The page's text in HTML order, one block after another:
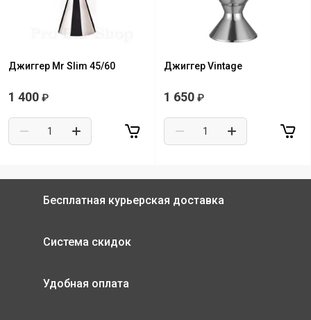
Джиггер Mr Slim 45/60
1 400 ₽
Джиггер Vintage
1 650 ₽
Бесплатная курьерская доставка
Система скидок
Удобная оплата